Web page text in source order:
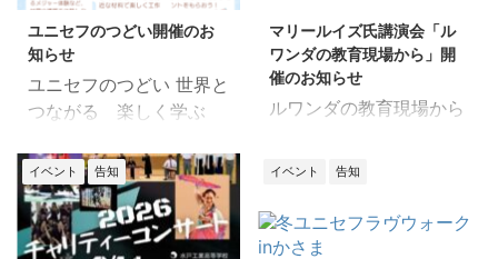
ユニセフのつどい開催のお
知らせ
ユニセフのつどい 世界と
つながる 楽しく学ぶ
の一歩! 夏休み特別企
画！大人から子どもまで
楽しめる「ユニセフのつ
どい」を開催します。遊
マリールイズ氏講演会「ル
ワンダの教育現場から」開
催のお知らせ
ルワンダの教育現場から
1994年、ルワンダで内戦
き抜いた一人の女性の物
語。 2026年6月20日
イベント 告知 イベント 告知